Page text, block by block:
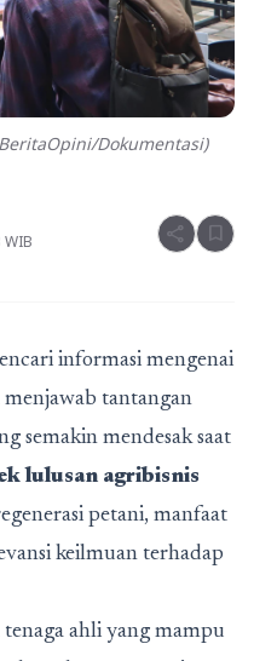
Dokumentasi)
share bookmark
informasi mengenai
menjawab tantangan
semakin mendesak saat
lulusan agribisnis
petani, manfaat
keilmuan terhadap
ahli yang mampu